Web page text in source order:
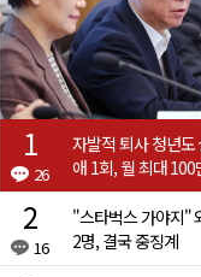
26
자발적 퇴사 청년
애 1회, 월 최대 100
16
"스타벅스 가야지"
2명, 결국 중징계